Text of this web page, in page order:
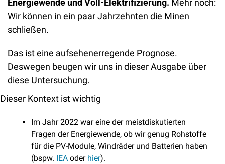
Energiewende und Voll-Elektrifizierung. Mehr noch:
Wir können in ein paar Jahrzehnten die Minen
schließen.
Das ist eine aufsehenerregende Prognose.
Deswegen beugen wir uns in dieser Ausgabe über
diese Untersuchung.
Dieser Kontext ist wichtig
Im Jahr 2022 war eine der meistdiskutierten
Fragen der Energiewende, ob wir genug Rohstoffe
für die PV-Module, Windräder und Batterien haben
(bspw. IEA oder hier).